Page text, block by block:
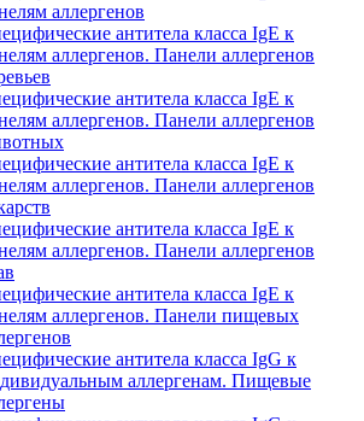
аллергенов
антитела класса IgE к
аллергенов. Панели аллергенов
антитела класса IgE к
аллергенов. Панели аллергенов
антитела класса IgE к
аллергенов. Панели аллергенов
антитела класса IgE к
аллергенов. Панели аллергенов
антитела класса IgE к
аллергенов. Панели пищевых
антитела класса IgG к
аллергенам. Пищевые